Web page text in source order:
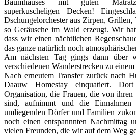
Baumhauses mit guten
superkuscheligen Decken!
Dschungelorchester aus Zirpen, Grillen,
so Geräusche im Wald erzeugt. Wir
dass wir einen nächtlichen
das ganze natürlich noch
Am nächsten Tag gings dann über
verschiedenen Wanderstrecken zu
Nach erneutem Transfer zurück nach
Daauw Homestay einquatiert.
Organisation, die Frauen, die von ihren
sind, aufnimmt und die Einnahmen
umliegenden Dörfer und Familien
noch einen entspannnten Nachmittag
vielen Freunden, die wir auf dem Weg